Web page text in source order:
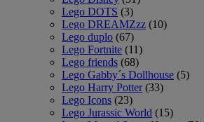
Lego DOTS (3)
Lego DREAMZzz (10)
Lego duplo (67)
Lego Fortnite (11)
Lego friends (68)
Lego Gabby´s Dollhouse (5)
Lego Harry Potter (33)
Lego Icons (23)
Lego Jurassic World (15)